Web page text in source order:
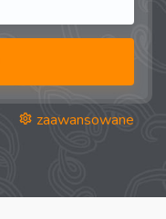
zaawansowane